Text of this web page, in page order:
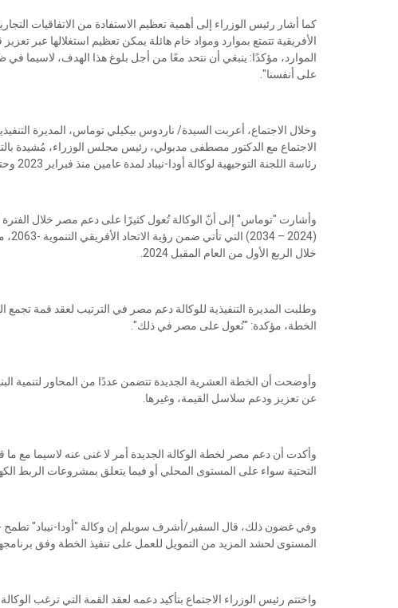
كما أشار رئيس الوزراء إلى أهمية تعظيم الاستفادة من الاتفاقيات
الأفريقية تتمتع بموارد ومواد خام هائلة يمكن تعظيم استغلالها عبر
الموارد، مؤكدًا: ينبغي أن نتحد معًا من أجل بلوغ هذا الهدف، لاسيما
على أنفسنا".
وخلال الاجتماع، أعربت السيدة/ ناردوس بيكيلي توماس، المديرة
الاجتماع مع الدكتور مصطفى مدبولي، رئيس مجلس الوزراء، مُشيدة
رئاسة اللجنة التوجيهية لوكالة أودا-نيباد لمدة عامين منذ فبراير 2023 وحتى عام 2025.
وأشارت "توماس" إلى أنّ الوكالة تُعول كثيرًا على دعم مصر خلال الفترة
خلال الربع الأول من العام المقبل 2024.
وطلبت المديرة التنفيذية للوكالة دعم مصر في الترتيب لعقد قمة تجمع
الخطة، مؤكدة: "نُعول على مصر في ذلك".
وأوضحت أن الخطة العشرية الجديدة تتضمن عددًا من المحاور لتنمية
عن تعزيز ودعم سلاسل القيمة، وغيرها.
وأكدت أن دعم مصر لخطة الوكالة الجديدة أمر لا غنى عنه لاسيما مع
التحتية سواء على المستوى المحلي أو فيما يتعلق بمشروعات الربط
وفي غضون ذلك، قال السفير/أشرف سويلم إن وكالة "أودا-نيباد"
المستوى لحشد المزيد من التمويل للعمل على تنفيذ الخطة وفق
واختتم رئيس الوزراء الاجتماع بتأكيد دعمه لعقد القمة التي ترغب